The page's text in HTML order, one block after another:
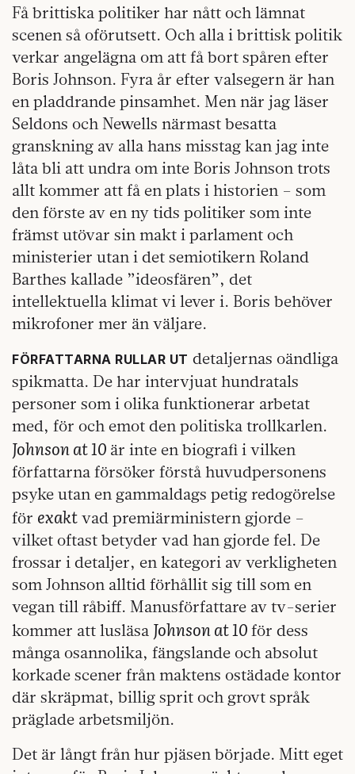
Få brittiska politiker har nått och lämnat
scenen så oförutsett. Och alla i brittisk politik
verkar angelägna om att få bort spåren efter
Boris Johnson. Fyra år efter valsegern är han
en pladdrande pinsamhet. Men när jag läser
Seldons och Newells närmast besatta
granskning av alla hans misstag kan jag inte
låta bli att undra om inte Boris Johnson trots
allt kommer att få en plats i historien – som
den förste av en ny tids politiker som inte
främst utövar sin makt i parlament och
ministerier utan i det semiotikern Roland
Barthes kallade ”ideosfären”, det
intellektuella klimat vi lever i. Boris behöver
mikrofoner mer än väljare.
FÖRFATTARNA RULLAR UT detaljernas oändliga
spikmatta. De har intervjuat hundratals
personer som i olika funktionerar arbetat
med, för och emot den politiska trollkarlen.
Johnson at 10 är inte en biografi i vilken
författarna försöker förstå huvudpersonens
psyke utan en gammaldags petig redogörelse
för exakt vad premiärministern gjorde –
vilket oftast betyder vad han gjorde fel. De
frossar i detaljer, en kategori av verkligheten
som Johnson alltid förhållit sig till som en
vegan till råbiff. Manusförfattare av tv-serier
kommer att lusläsa Johnson at 10 för dess
många osannolika, fängslande och absolut
korkade scener från maktens ostädade kontor
där skräpmat, billig sprit och grovt språk
präglade arbetsmiljön.
Det är långt från hur pjäsen började. Mitt eget